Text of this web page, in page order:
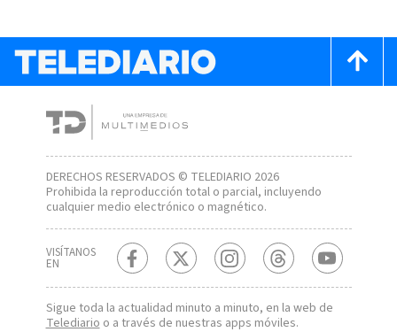
DERECHOS RESERVADOS © TELEDIARIO 2026
Prohibida la reproducción total o parcial, incluyendo
cualquier medio electrónico o magnético.
VISÍTANOS
EN
Sigue toda la actualidad minuto a minuto, en la web de
Telediarioo a través de nuestras apps móviles.